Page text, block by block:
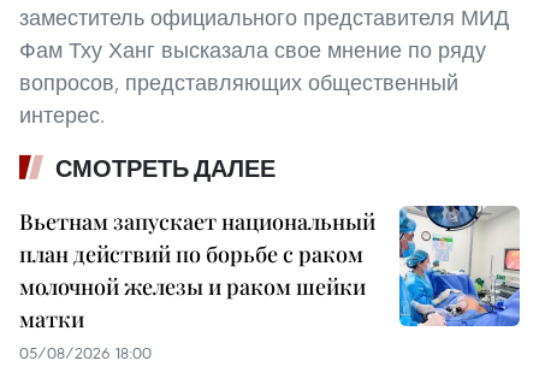
заместитель официального представителя МИД
Фам Тху Ханг высказала свое мнение по ряду
вопросов, представляющих общественный
интерес.
СМОТРЕТЬ ДАЛЕЕ
Вьетнам запускает национальный
план действий по борьбе с раком
молочной железы и раком шейки
матки
05/08/2026 18:00